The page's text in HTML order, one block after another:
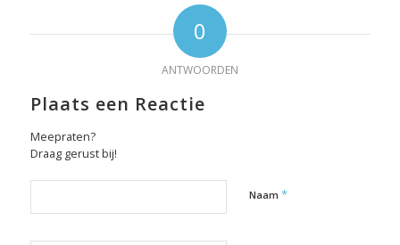
0
ANTWOORDEN
Plaats een Reactie
Meepraten?
Draag gerust bij!
Naam *